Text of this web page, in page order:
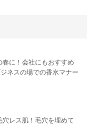
春に！会社にもおすすめ
ネスの場での香水マナー
穴レス肌！毛穴を埋めて